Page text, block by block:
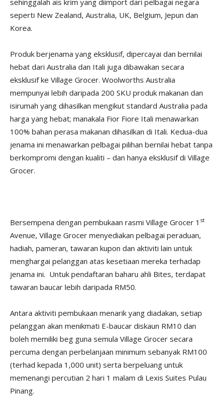
sehinggalah ais krim yang diimport dari pelbagai negara
seperti New Zealand, Australia, UK, Belgium, Jepun dan
Korea.
Produk berjenama yang eksklusif, dipercayai dan bernilai
hebat dari Australia dan Itali juga dibawakan secara
eksklusif ke Village Grocer. Woolworths Australia
mempunyai lebih daripada 200 SKU produk makanan dan
isirumah yang dihasilkan mengikut standard Australia pada
harga yang hebat; manakala Fior Fiore Itali menawarkan
100% bahan perasa makanan dihasilkan di Itali. Kedua-dua
jenama ini menawarkan pelbagai pilihan bernilai hebat tanpa
berkompromi dengan kualiti – dan hanya eksklusif di Village
Grocer.
Bersempena dengan pembukaan rasmi Village Grocer 1 st
Avenue, Village Grocer menyediakan pelbagai peraduan,
hadiah, pameran, tawaran kupon dan aktiviti lain untuk
menghargai pelanggan atas kesetiaan mereka terhadap
jenama ini. Untuk pendaftaran baharu ahli Bites, terdapat
tawaran baucar lebih daripada RM50.
Antara aktiviti pembukaan menarik yang diadakan, setiap
pelanggan akan menikmati E-baucar diskaun RM10 dan
boleh memiliki beg guna semula Village Grocer secara
percuma dengan perbelanjaan minimum sebanyak RM100
(terhad kepada 1,000 unit) serta berpeluang untuk
memenangi percutian 2 hari 1 malam di Lexis Suites Pulau
Pinang.